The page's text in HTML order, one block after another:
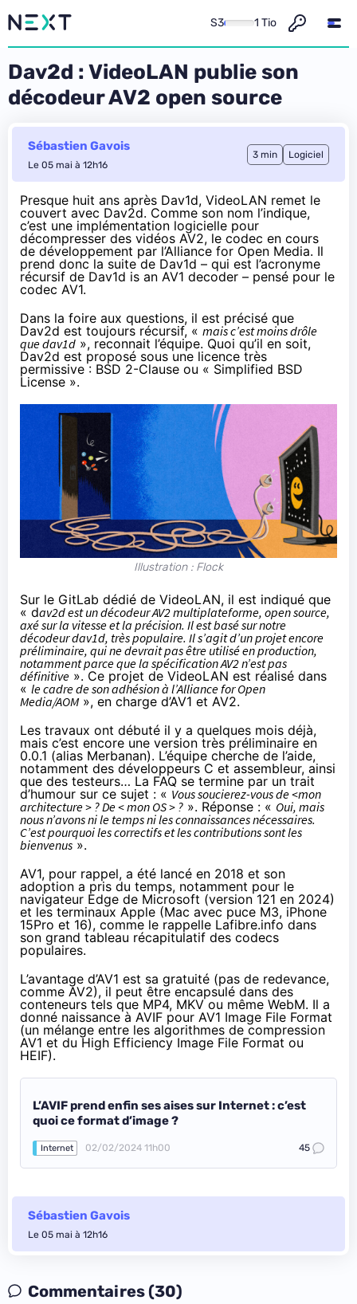
S3 1 Tio
Dav2d : VideoLAN publie son
décodeur AV2 open source
Sébastien Gavois
Le 05 mai à 12h16
3 min Logiciel
Presque huit ans après Dav1d, VideoLAN remet le
couvert avec Dav2d. Comme son nom l’indique,
c’est une implémentation logicielle pour
décompresser des vidéos AV2, le codec en cours
de développement par l’Alliance for Open Media. Il
prend donc la suite de Dav1d – qui est l’acronyme
récursif de Dav1d is an AV1 decoder – pensé pour le
codec AV1.
Dans la foire aux questions, il est précisé que
Dav2d est toujours récursif, « mais c’est moins drôle
que dav1d », reconnait l’équipe. Quoi qu’il en soit,
Dav2d est proposé sous une licence très
permissive : BSD 2-Clause ou « Simplified BSD
License ».
Illustration : Flock
Sur le GitLab dédié de VideoLAN, il est indiqué que
« dav2d est un décodeur AV2 multiplateforme, open source,
axé sur la vitesse et la précision. Il est basé sur notre
décodeur dav1d, très populaire. Il s’agit d’un projet encore
préliminaire, qui ne devrait pas être utilisé en production,
notamment parce que la spécification AV2 n’est pas
définitive ». Ce projet de VideoLAN est réalisé dans
« le cadre de son adhésion à l’Alliance for Open
Media/AOM», en charge d’AV1 et AV2.
Les travaux ont débuté il y a quelques mois déjà,
mais c’est encore une version très préliminaire en
0.0.1 (alias Merbanan). L’équipe cherche de l’aide,
notamment des développeurs C et assembleur, ainsi
que des testeurs… La FAQ se termine par un trait
d’humour sur ce sujet : « Vous soucierez-vous de <mon
architecture > ? De < mon OS > ? ». Réponse : « Oui, mais
nous n’avons ni le temps ni les connaissances nécessaires.
C’est pourquoi les correctifs et les contributions sont les
bienvenus».
AV1, pour rappel, a été lancé en 2018 et son
adoption a pris du temps, notamment pour le
navigateur Edge de Microsoft (version 121 en 2024)
et les terminaux Apple (Mac avec puce M3, iPhone
15Pro et 16), comme le rappelle Lafibre.info dans
son grand tableau récapitulatif des codecs
populaires.
L’avantage d’AV1 est sa gratuité (pas de redevance,
comme AV2), il peut être encapsulé dans des
conteneurs tels que MP4, MKV ou même WebM. Il a
donné naissance à AVIF pour AV1 Image File Format
(un mélange entre les algorithmes de compression
AV1 et du High Efficiency Image File Format ou
HEIF).
L’AVIF prend enfin ses aises sur Internet : c’est
quoi ce format d’image ?
Internet 02/02/2024 11h00 45
Sébastien Gavois
Le 05 mai à 12h16
Commentaires (30)